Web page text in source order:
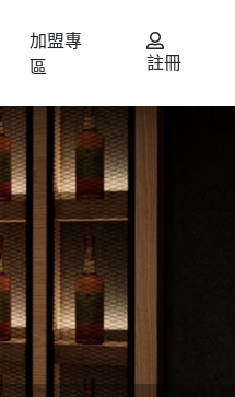
加盟專
區
註冊